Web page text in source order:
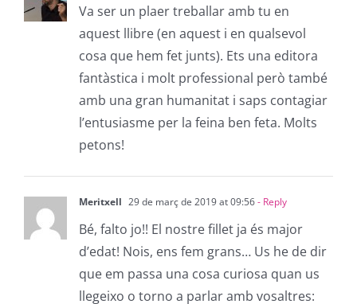
Va ser un plaer treballar amb tu en
aquest llibre (en aquest i en qualsevol
cosa que hem fet junts). Ets una editora
fantàstica i molt professional però també
amb una gran humanitat i saps contagiar
l’entusiasme per la feina ben feta. Molts
petons!
Meritxell 29 de març de 2019 at 09:56- Reply
Bé, falto jo!! El nostre fillet ja és major
d’edat! Nois, ens fem grans… Us he de dir
que em passa una cosa curiosa quan us
llegeixo o torno a parlar amb vosaltres: